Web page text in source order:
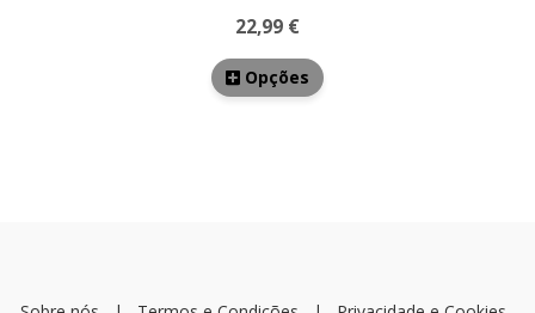
22,99 €
Opções